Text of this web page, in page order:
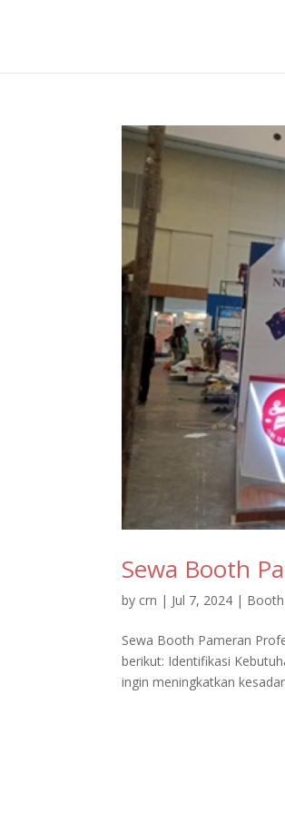
Sewa Booth
by crn | Jul 7, 2024 |
Sewa Booth Pameran
berikut: Identifikasi
ingin meningkatkan